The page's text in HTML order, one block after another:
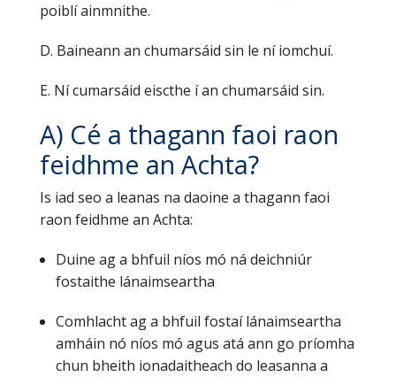
poiblí ainmnithe.
D. Baineann an chumarsáid sin le ní iomchuí.
E. Ní cumarsáid eiscthe í an chumarsáid sin.
A) Cé a thagann faoi raon
feidhme an Achta?
Is iad seo a leanas na daoine a thagann faoi
raon feidhme an Achta:
Duine ag a bhfuil níos mó ná deichniúr
fostaithe lánaimseartha
Comhlacht ag a bhfuil fostaí lánaimseartha
amháin nó níos mó agus atá ann go príomha
chun bheith ionadaitheach do leasanna a